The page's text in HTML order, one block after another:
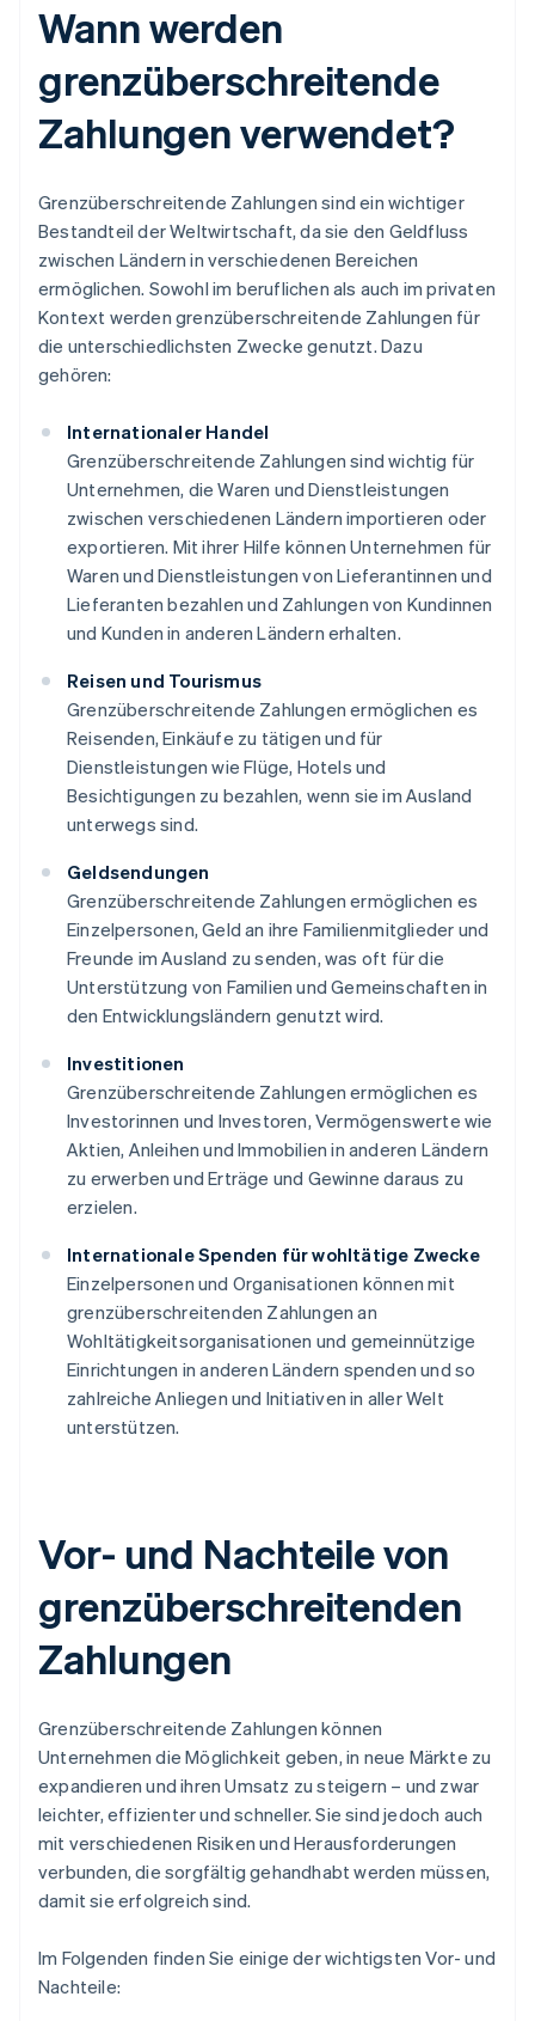
Wann werden
grenzüberschreitende
Zahlungen verwendet?
Grenzüberschreitende Zahlungen sind ein wichtiger
Bestandteil der Weltwirtschaft, da sie den Geldfluss
zwischen Ländern in verschiedenen Bereichen
ermöglichen. Sowohl im beruflichen als auch im privaten
Kontext werden grenzüberschreitende Zahlungen für
die unterschiedlichsten Zwecke genutzt. Dazu
gehören:
Internationaler Handel
Grenzüberschreitende Zahlungen sind wichtig für
Unternehmen, die Waren und Dienstleistungen
zwischen verschiedenen Ländern importieren oder
exportieren. Mit ihrer Hilfe können Unternehmen für
Waren und Dienstleistungen von Lieferantinnen und
Lieferanten bezahlen und Zahlungen von Kundinnen
und Kunden in anderen Ländern erhalten.
Reisen und Tourismus
Grenzüberschreitende Zahlungen ermöglichen es
Reisenden, Einkäufe zu tätigen und für
Dienstleistungen wie Flüge, Hotels und
Besichtigungen zu bezahlen, wenn sie im Ausland
unterwegs sind.
Geldsendungen
Grenzüberschreitende Zahlungen ermöglichen es
Einzelpersonen, Geld an ihre Familienmitglieder und
Freunde im Ausland zu senden, was oft für die
Unterstützung von Familien und Gemeinschaften in
den Entwicklungsländern genutzt wird.
Investitionen
Grenzüberschreitende Zahlungen ermöglichen es
Investorinnen und Investoren, Vermögenswerte wie
Aktien, Anleihen und Immobilien in anderen Ländern
zu erwerben und Erträge und Gewinne daraus zu
erzielen.
Internationale Spenden für wohltätige Zwecke
Einzelpersonen und Organisationen können mit
grenzüberschreitenden Zahlungen an
Wohltätigkeitsorganisationen und gemeinnützige
Einrichtungen in anderen Ländern spenden und so
zahlreiche Anliegen und Initiativen in aller Welt
unterstützen.
Vor- und Nachteile von
grenzüberschreitenden
Zahlungen
Grenzüberschreitende Zahlungen können
Unternehmen die Möglichkeit geben, in neue Märkte zu
expandieren und ihren Umsatz zu steigern – und zwar
leichter, effizienter und schneller. Sie sind jedoch auch
mit verschiedenen Risiken und Herausforderungen
verbunden, die sorgfältig gehandhabt werden müssen,
damit sie erfolgreich sind.
Im Folgenden finden Sie einige der wichtigsten Vor- und
Nachteile: